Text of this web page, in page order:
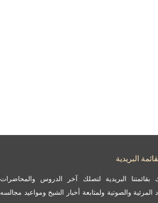
البريدية
بقائمتنا البريدية لتصلك آخر الدروس والمحاضرات
المرئية والصوتية ولمتابعة أخبار الشيخ ومواعيد مجالسه